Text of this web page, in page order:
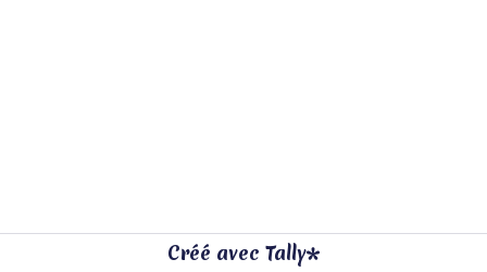
Créé avec Tally